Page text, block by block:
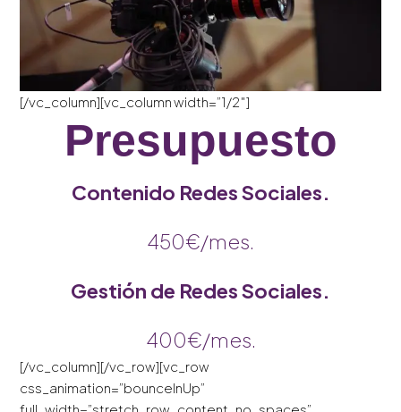
[/vc_column][vc_column width=”1/2″]
Presupuesto
Contenido Redes Sociales.
450€/mes.
Gestión de Redes Sociales.
400€/mes.
[/vc_column][/vc_row][vc_row
css_animation=”bounceInUp”